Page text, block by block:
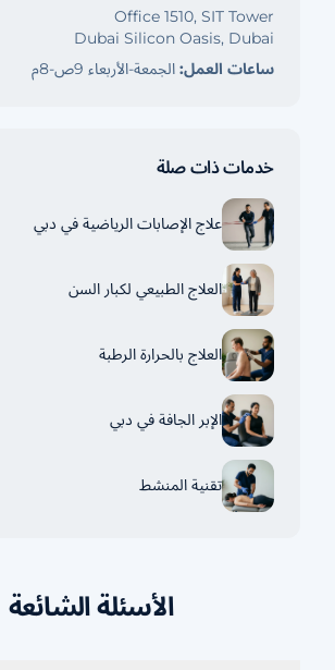
Office 1510, SIT Tower
Dubai Silicon Oasis, Dubai
ساعات العمل:الجمعة-الأربعاء 9ص-8م
خدمات ذات صلة
علاج الإصابات الرياضية في دبي
العلاج الطبيعي لكبار السن
العلاج بالحرارة الرطبة
الإبر الجافة في دبي
تقنية المنشط
الأسئلة الشائعة